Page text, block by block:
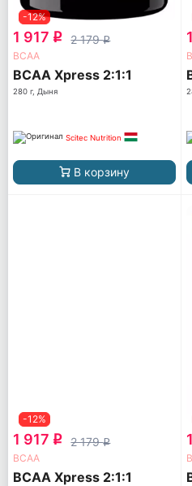
-12%
1 917 q 2 179q
ВСАА
BCAA Xpress 2:1:1
280 г, Дыня
Scitec Nutrition
В корзину
-12%
1 917 q 2 179q
ВСАА
BCAA Xpress 2:1:1